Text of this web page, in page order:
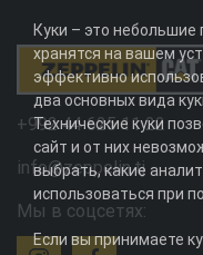
+992 44 625 11 22
info@zeppelin.tj
Мы в соцсетях:
Куки – это
хранятся на вашем
эффективно
два основных вида
Технические куки
сайт и от них
выбрать, какие
использоваться при
Если вы принимаете